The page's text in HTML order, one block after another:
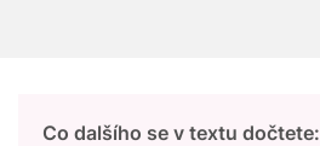
Co dalšího se v textu dočtete: